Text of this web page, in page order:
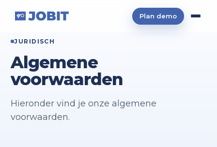
Plan demo
JURIDISCH
Algemene
voorwaarden
Hieronder vind je onze algemene
voorwaarden.